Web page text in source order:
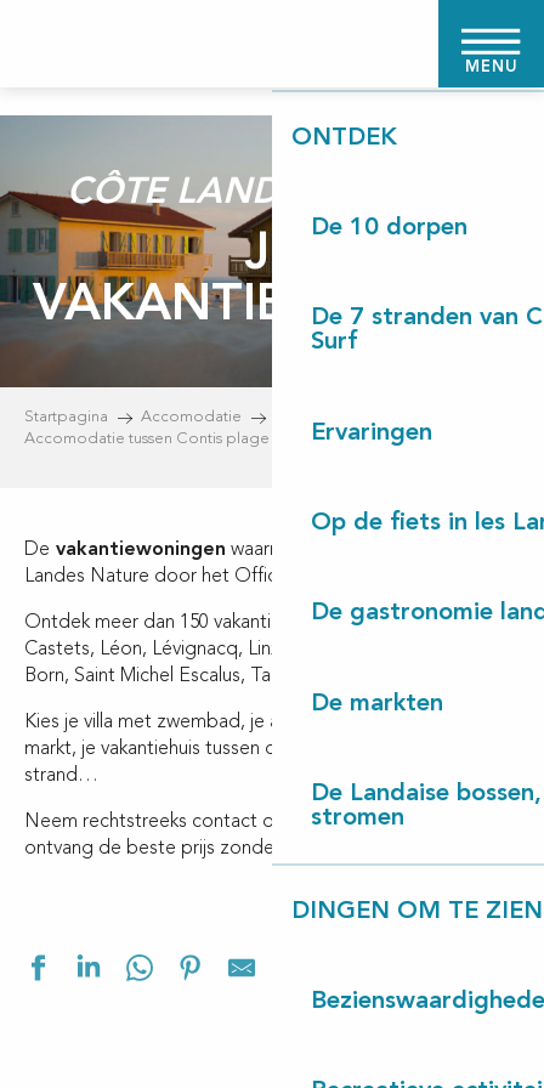
MENU
ONTDEK
De 10 dorpen
De 7 stranden van
Surf
Ervaringen
Op de fiets in les
De gastronomie
De markten
De Landaise
stromen
DINGEN OM TE
CÔTE LANDES NATURE
JE
VAKANTIEWONING
Startpagina
Accomodatie
Accomodatie tussen Contis plage en Léon
Vakantiewoningen
De vakantiewoningen waarnaar wordt verwezen in Côte
Landes Nature door het Office de Tourisme!
Ontdek meer dan 150 vakantiewoningen in Landes in
Castets, Léon, Lévignacq, Linxe, Lit et Mixe, Saint Julien en
Born, Saint Michel Escalus, Taller, Uza en Vielle Saint Girons.
Kies je villa met zwembad, je appartement dichtbij de
markt, je vakantiehuis tussen de dennebomen of aan het
strand…
Neem rechtstreeks contact op met de eigenaar en
ontvang de beste prijs zonder commissie.